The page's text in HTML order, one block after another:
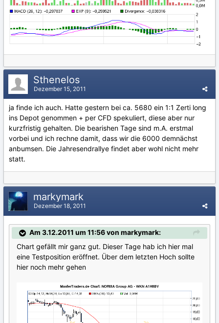
Sthenelos
Dezember 15, 2011
ja finde ich auch. Hatte gestern bei ca. 5680 ein 1:1 Zerti long
ins Depot genommen + per CFD spekuliert, diese aber nur
kurzfristig gehalten. Die bearishen Tage sind m.A. erstmal
vorbei und ich rechne damit, dass wir die 6000 demnächst
anbumsen. Die Jahresendrallye findet aber wohl nicht mehr
statt.
markymark
Dezember 18, 2011
Am 3.12.2011 um 11:56 von markymark:
Chart gefällt mir ganz gut. Dieser Tage hab ich hier mal
eine Testposition eröffnet. Über dem letzten Hoch sollte
hier noch mehr gehen